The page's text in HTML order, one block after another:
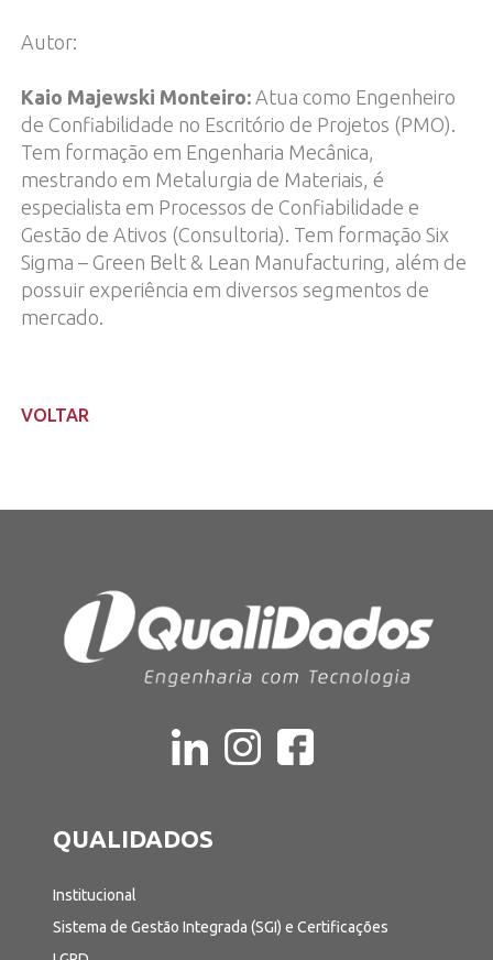
Autor:
Kaio Majewski Monteiro: Atua como Engenheiro
de Confiabilidade no Escritório de Projetos (PMO).
Tem formação em Engenharia Mecânica,
mestrando em Metalurgia de Materiais, é
especialista em Processos de Confiabilidade e
Gestão de Ativos (Consultoria). Tem formação Six
Sigma – Green Belt & Lean Manufacturing, além de
possuir experiência em diversos segmentos de
mercado.
VOLTAR
QUALIDADOS
Institucional
Sistema de Gestão Integrada (SGI) e Certificações